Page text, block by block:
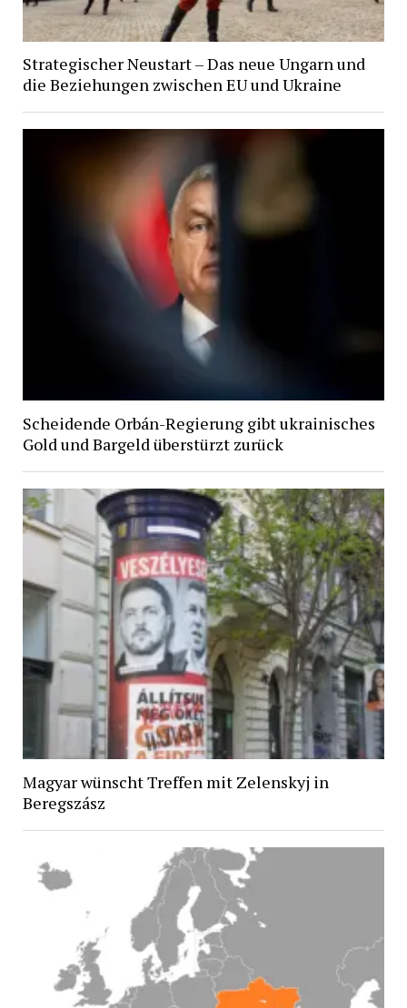
Strategischer Neustart – Das neue Ungarn und
die Beziehungen zwischen EU und Ukraine
Scheidende Orbán-Regierung gibt ukrainisches
Gold und Bargeld überstürzt zurück
Magyar wünscht Treffen mit Zelenskyj in
Beregszász